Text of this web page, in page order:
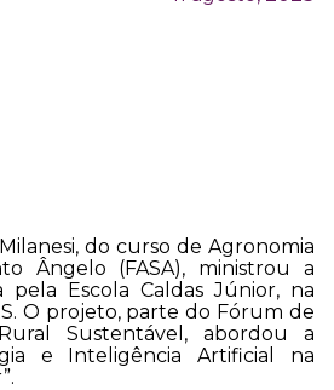
do curso de Agronomia
Ângelo (FASA), ministrou a
pela Escola Caldas Júnior, na
O projeto, parte do Fórum de
Sustentável, abordou a
e Inteligência Artificial na